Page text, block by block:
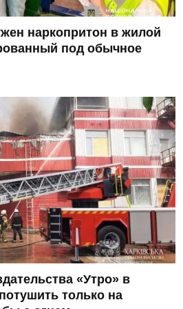
наркопритон в жилой
под обычное
«Утро» в
только на